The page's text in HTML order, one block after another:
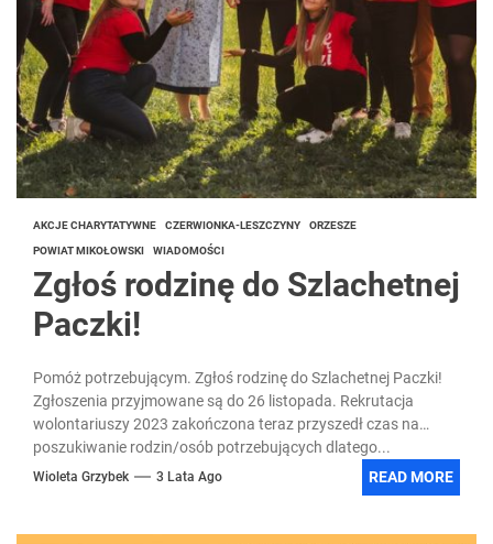
AKCJE CHARYTATYWNE CZERWIONKA-LESZCZYNY ORZESZE
POWIAT MIKOŁOWSKI WIADOMOŚCI
Zgłoś rodzinę do Szlachetnej
Paczki!
Pomóż potrzebującym. Zgłoś rodzinę do Szlachetnej Paczki!
Zgłoszenia przyjmowane są do 26 listopada. Rekrutacja
wolontariuszy 2023 zakończona teraz przyszedł czas na
poszukiwanie rodzin/osób potrzebujących dlatego...
Wioleta Grzybek 3 Lata Ago READ MORE